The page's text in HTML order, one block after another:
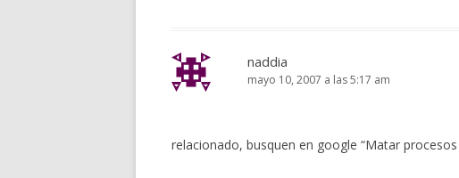
naddia
mayo 10, 2007 a las 5:17 am
relacionado, busquen en google “Matar